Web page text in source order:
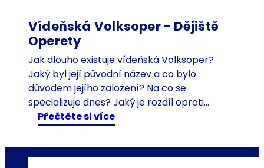
š
t
v
n
í
k
n
c
e
Vídeňská Volksoper - Dějiště
Operety
Jak dlouho existuje vídeňská Volksoper?
Jaký byl její původní název a co bylo
důvodem jejího založení? Na co se
specializuje dnes? Jaký je rozdíl oproti…
Přečtěte si více:
V
í
d